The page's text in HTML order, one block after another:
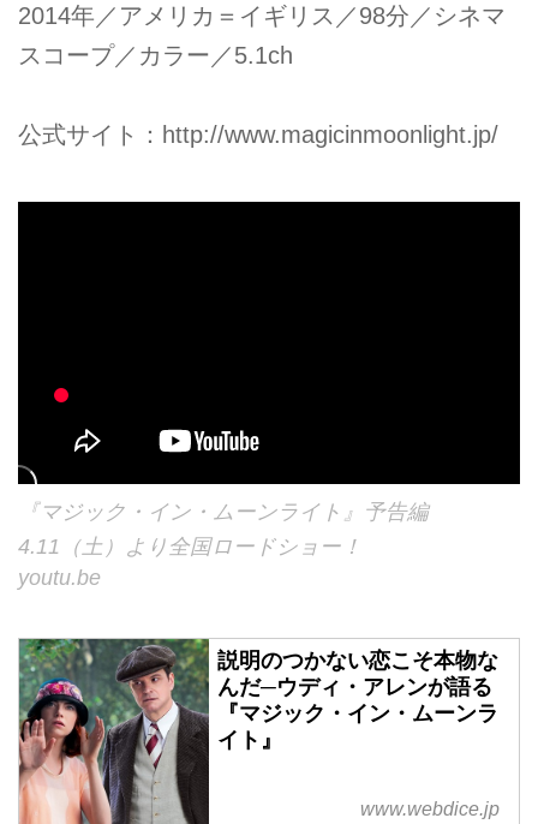
2014年／アメリカ＝イギリス／98分／シネマ
スコープ／カラー／5.1ch
公式サイト： http://www.magicinmoonlight.jp/
『マジック・イン・ムーンライト』予告編
4.11（土）より全国ロードショー！
youtu.be
説明のつかない恋こそ本物な
んだ─ウディ・アレンが語る
『マジック・イン・ムーンラ
イト』
www.webdice.jp